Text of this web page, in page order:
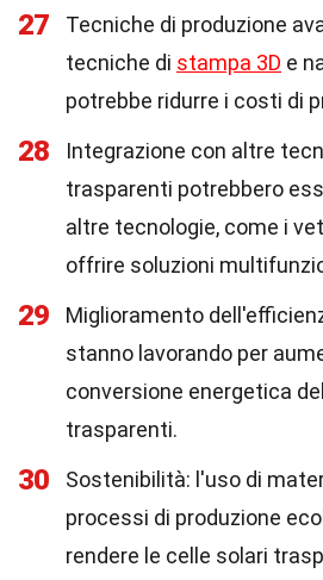
27
Tecniche di produzione
tecniche di stampa 3D e
potrebbe ridurre i costi di
28
Integrazione con altre
trasparenti potrebbero
altre tecnologie, come i
offrire soluzioni
29
Miglioramento
stanno lavorando per
conversione energetica
trasparenti.
30
Sostenibilità: l'uso di
processi di produzione
rendere le celle solari